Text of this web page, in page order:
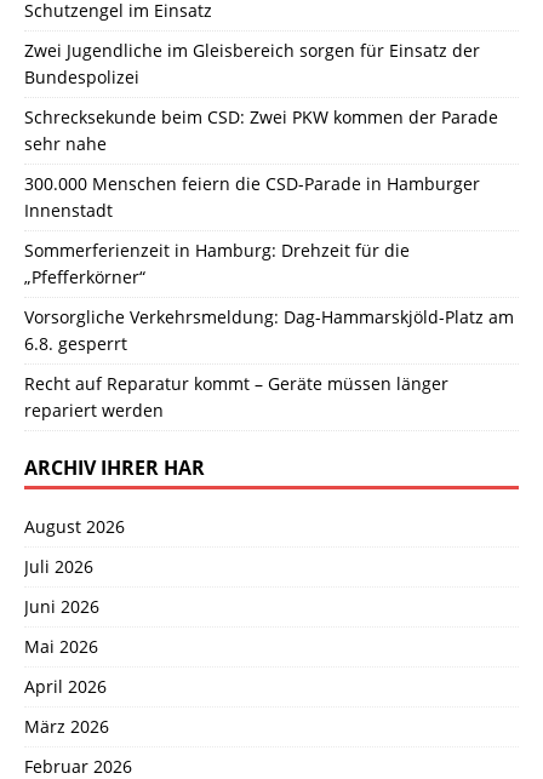
Schutzengel im Einsatz
Zwei Jugendliche im Gleisbereich sorgen für Einsatz der
Bundespolizei
Schrecksekunde beim CSD: Zwei PKW kommen der Parade
sehr nahe
300.000 Menschen feiern die CSD-Parade in Hamburger
Innenstadt
Sommerferienzeit in Hamburg: Drehzeit für die
„Pfefferkörner“
Vorsorgliche Verkehrsmeldung: Dag-Hammarskjöld-Platz am
6.8. gesperrt
Recht auf Reparatur kommt – Geräte müssen länger
repariert werden
ARCHIV IHRER HAR
August 2026
Juli 2026
Juni 2026
Mai 2026
April 2026
März 2026
Februar 2026